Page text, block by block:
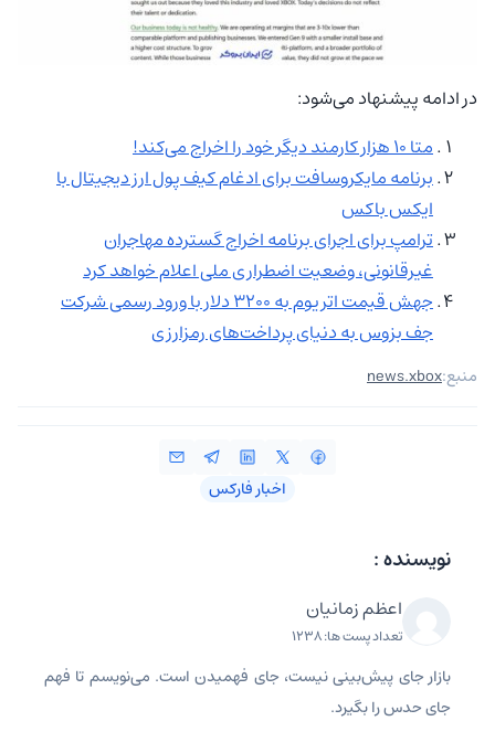
در ادامه پیشنهاد می‌شود:
متا 10 هزار کارمند دیگر خود را اخراج می‌کند!
برنامه مایکروسافت برای ادغام کیف پول ارز دیجیتال با
ایکس باکس
ترامپ برای اجرای برنامه اخراج گسترده مهاجران
غیرقانونی، وضعیت اضطراری ملی اعلام خواهد کرد
جهش قیمت اتریوم به 3200 دلار با ورود رسمی شرکت
جف بزوس به دنیای پرداخت‌های رمزارزی
منبع:news.xbox
اخبار فارکس
نویسنده :
اعظم زمانیان
تعداد پست ها: 1238
بازار جای پیش‌بینی نیست، جای فهمیدن است. می‌نویسم تا فهم
جای حدس را بگیرد.